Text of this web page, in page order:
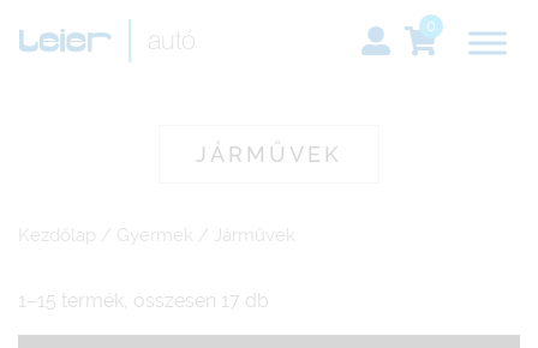
0
JÁRMŰVEK
Kezdőlap / Gyermek / Járművek
1–15 termék, összesen 17 db